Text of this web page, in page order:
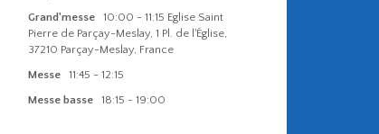
Grand'messe
10:00 - 11:15 Eglise Saint
Pierre de Parçay-Meslay, 1 Pl. de l'Église,
37210 Parçay-Meslay, France
Messe
11:45 - 12:15
Messe basse
18:15 - 19:00